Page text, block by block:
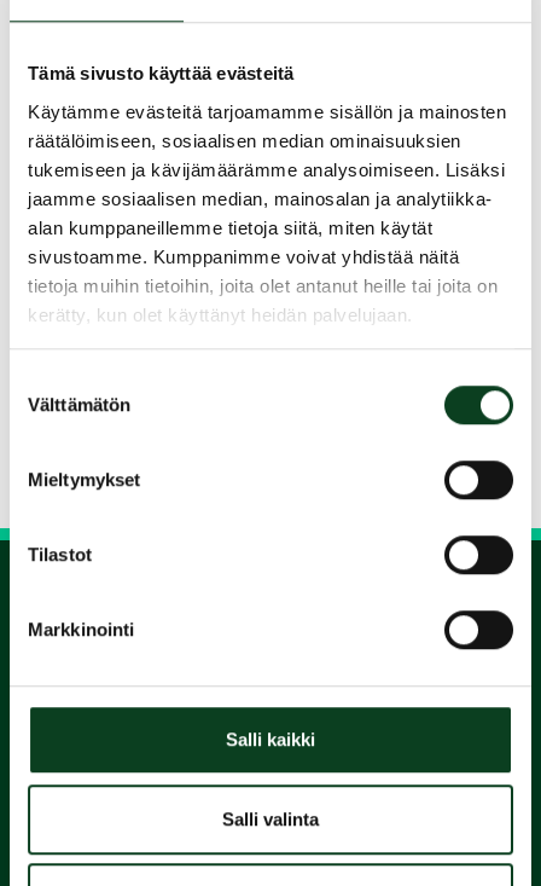
Tämä sivusto käyttää evästeitä
Käytämme evästeitä tarjoamamme sisällön ja mainosten
räätälöimiseen, sosiaalisen median ominaisuuksien
tukemiseen ja kävijämäärämme analysoimiseen. Lisäksi
jaamme sosiaalisen median, mainosalan ja analytiikka-
alan kumppaneillemme tietoja siitä, miten käytät
sivustoamme. Kumppanimme voivat yhdistää näitä
tietoja muihin tietoihin, joita olet antanut heille tai joita on
kerätty, kun olet käyttänyt heidän palvelujaan.
valinta
Välttämätön
Mieltymykset
Tilastot
Markkinointi
Salli kaikki
Salli valinta
Par-3 -radalla. Alkeiskurssi antaa erinomaiset
valmiudet pelaamiselle. Kurssi sisältää opetusta
6 tuntia.
Kurssin jälkeen sinulla on lisäksi mahdollisuus
hyödyntää koko kesän Par-3 -radan
käyttöoikeus liittymällä jäseneksi Nurmijärvi
Golfiin.
Kurssimaksuun voi käyttää myös Smartum,
Jaa kurssi kaverille
1.
Varaa